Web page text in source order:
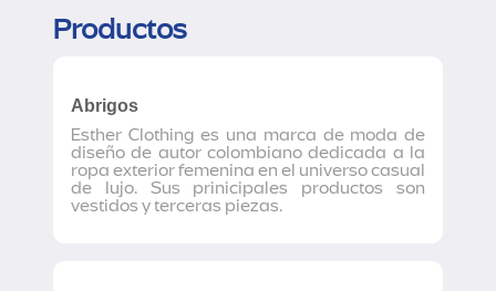
Productos
Abrigos
Esther Clothing es una marca de moda de
diseño de autor colombiano dedicada a la
ropa exterior femenina en el universo casual
de lujo. Sus prinicipales productos son
vestidos y terceras piezas.